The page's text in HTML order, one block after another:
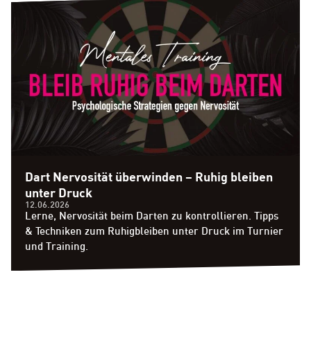
Dart Nervosität überwinden – Ruhig bleiben
unter Druck
12.06.2026
Lerne, Nervosität beim Darten zu kontrollieren. Tipps
& Techniken zum Ruhigbleiben unter Druck im Turnier
und Training.